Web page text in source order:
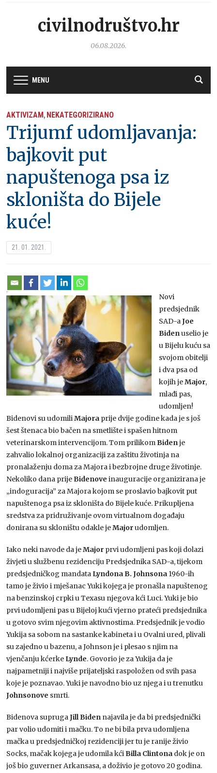
civilnodruštvo.hr
06.08.2026.
MENU
AKTIVIZAM, NEKATEGORIZIRANO
Trijumf udomljavanja:
bajkovit put
napuštenoga psa iz
skloništa do Bijele
kuće!
21. 01. 2021.
Novi
predsjednik
SAD-aJoe
Bidenuselio je
u Bijelu kuću sa
svojom obitelji
i dva psa od
kojih jeMajor,
mlađi pas,
udomljen!
Bidenovi su udomiliMajora prije dvije godine kada je s još
šest štenaca bio bačen na smetlište i spašen hitnom
veterinarskom intervencijom. Tom prilikomBidenje
zahvalio lokalnoj organizaciji za zaštitu životinja na
pronalaženju doma za Majora i bezbrojne druge životinje.
Nekoliko dana prijeBidenove inauguracije organizirana je
„indoguracija” za Majora kojom se proslavio bajkovit put
napuštenoga psa iz skloništa do Bijele kuće. Prikupljena
sredstva za pridruživanje ovom virtualnom događaju
donirana su skloništu odakle jeMajorudomljen.
Iako neki navode da jeMajor prvi udomljeni pas koji dolazi
živjeti u službenu rezidenciju Predsjednika SAD-a, tijekom
predsjedničkog mandata Lyndona B. Johnsona 1960-ih
tamo je živio i mješanac Yuki kojega je pronašla napuštenog
na benzinskoj crpki u Texasu njegova kći Luci. Yuki je bio
prvi udomljeni pas u Bijeloj kući vjerno prateći predsjednika
u gotovo svim njegovim aktivnostima. Predsjednik je vodio
Yukija sa sobom na sastanke kabineta i u Ovalni ured, plivali
su zajedno u bazenu, a Johnson je i plesao s njim na
vjenčanju kćerke Lynde. Govorio je za Yukija da je
najpametniji i najviše prijateljski raspoložen od svih pasa
koje je poznavao. Yuki je navodno bio uz njega i u trenutku
Johnsonove smrti.
Bidenova suprugaJill Biden najavila je da bi predsjednički
par volio udomiti i mačku. To ne bi bila prva udomljena
mačka u predsjedničkoj rezidenciji jer tu je ranije živio
Socks, mačak kojega je udomila kćiBilla Clintona dok je on
još bio guverner Arkansasa, a doživio je gotovo 20 godina.